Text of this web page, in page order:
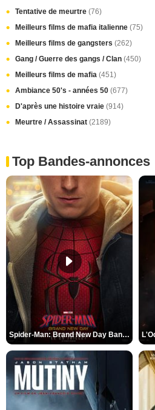
Tentative de meurtre (76)
Meilleurs films de mafia italienne (75)
Meilleurs films de gangsters (262)
Gang / Guerre des gangs / Clan (450)
Meilleurs films de mafia (451)
Ambiance 50's - années 50 (677)
D'après une histoire vraie (914)
Meurtre / Assassinat (2189)
Top Bandes-annonces
Spider-Man: Brand New Day Bande-annonce VO STFR